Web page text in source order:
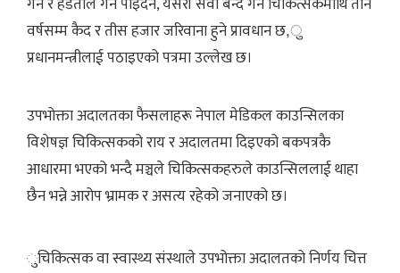
वर्षसम्म कैद र तीस हजार जरिवाना हुने प्रावधान छ,ु
प्रधानमन्त्रीलाई पठाइएको पत्रमा उल्लेख छ।
उपभोक्ता अदालतका फैसलाहरू नेपाल मेडिकल काउन्सिलका
विशेषज्ञ चिकित्सकको राय र अदालतमा दिइएको बकपत्रकै
आधारमा भएको भन्दै मञ्चले चिकित्सकहरुले काउन्सिललाई थाहा
छैन भन्ने आरोप भ्रामक र असत्य रहेको जनाएको छ।
ुचिकित्सक वा स्वास्थ्य संस्थाले उपभोक्ता अदालतको निर्णय चित्त